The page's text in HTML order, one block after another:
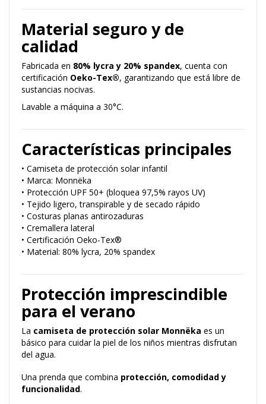
Material seguro y de
calidad
Fabricada en 80% lycra y 20% spandex, cuenta con
certificación Oeko-Tex®, garantizando que está libre de
sustancias nocivas.
Lavable a máquina a 30°C.
Características principales
• Camiseta de protección solar infantil
• Marca: Monnëka
• Protección UPF 50+ (bloquea 97,5% rayos UV)
• Tejido ligero, transpirable y de secado rápido
• Costuras planas antirozaduras
• Cremallera lateral
• Certificación Oeko-Tex®
• Material: 80% lycra, 20% spandex
Protección imprescindible
para el verano
La camiseta de protección solar Monnëka es un
básico para cuidar la piel de los niños mientras disfrutan
del agua.
Una prenda que combina protección, comodidad y
funcionalidad.